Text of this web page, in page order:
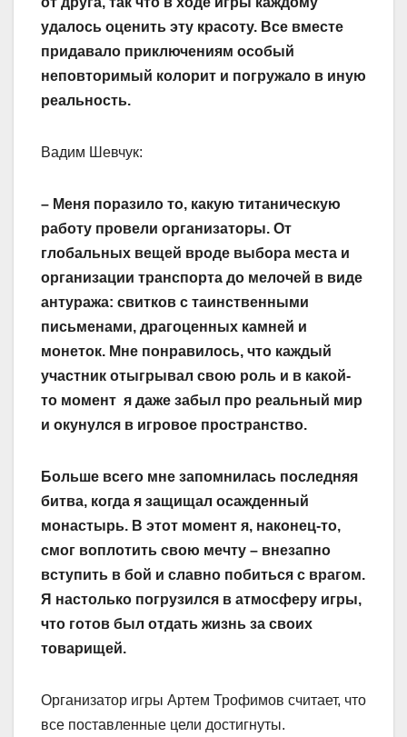
удалось оценить эту красоту. Все вместе
придавало приключениям особый
неповторимый колорит и погружало в иную
реальность.
Вадим Шевчук:
– Меня поразило то, какую титаническую
работу провели организаторы. От
глобальных вещей вроде выбора места и
организации транспорта до мелочей в виде
антуража: свитков с таинст­венными
письменами, драгоценных камней и
монеток. Мне понравилось, что каждый
участник отыгрывал свою роль и в какой-
то момент я даже забыл про реальный мир
и окунулся в игровое пространство.
Больше всего мне запомнилась последняя
битва, когда я защищал осажденный
монастырь. В этот момент я, наконец-то,
смог воплотить свою мечту – внезапно
вступить в бой и славно побиться с врагом.
Я настолько погрузился в атмосферу игры,
что готов был отдать жизнь за своих
товарищей.
Организатор игры Артем Трофимов считает, что
все поставленные цели достигнуты.